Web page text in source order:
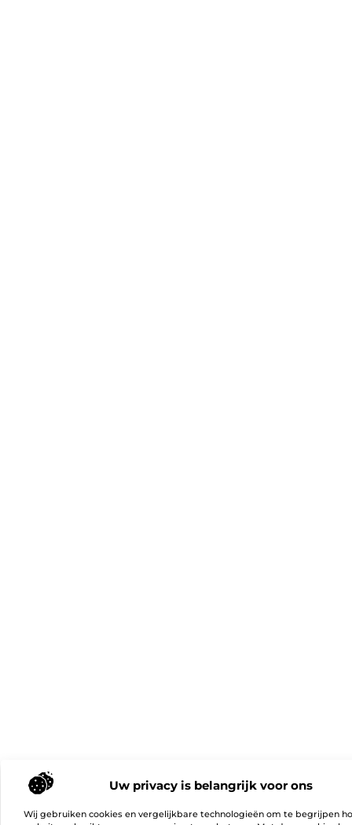
Uw privacy is belangrijk voor ons
Wij gebruiken cookies en vergelijkbare technologieën om te begrijpen